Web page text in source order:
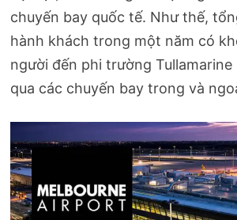
chuyến bay quốc tế. Như thế,
hành khách trong một năm có
người đến phi trường Tullamarine
qua các chuyến bay trong và